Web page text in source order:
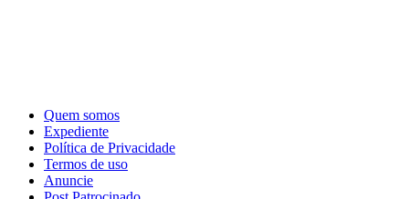
Quem somos
Expediente
Política de Privacidade
Termos de uso
Anuncie